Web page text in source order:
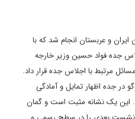
و عربستان انجام شد که با
جده فواد حسین وزیر خارجه
مرتبط با اجلاس جده قرار داد.
در جده اظهار تمایل و آمادگی
این یک نشانه مثبت است و گمان